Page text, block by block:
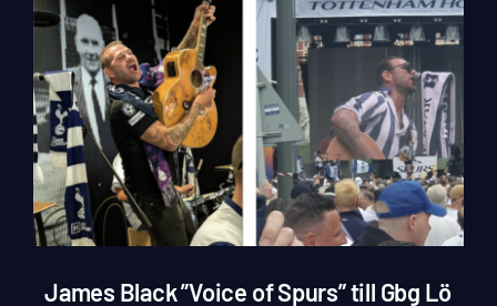
James Black ”Voice of Spurs” till Gbg Lö